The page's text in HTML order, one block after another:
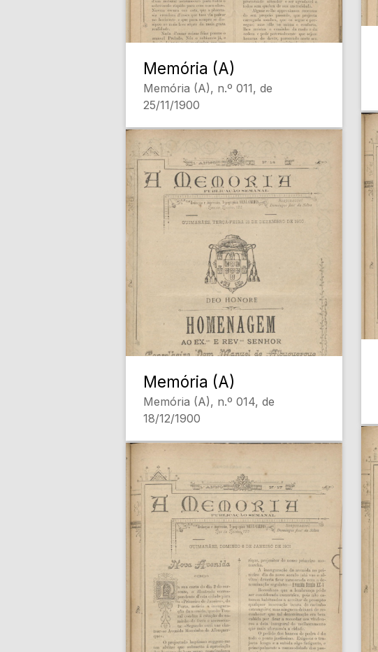
Memória (A)
Memória (A), n.º 011, de
25/11/1900
Memória (A)
Memória (A), n.º 014, de
18/12/1900